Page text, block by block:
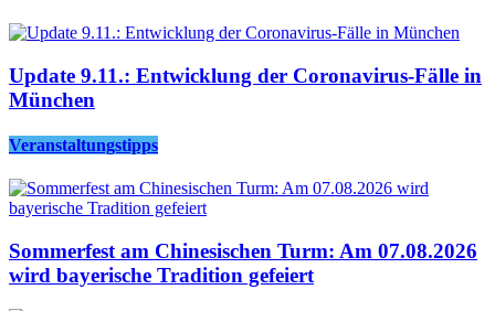
Update 9.11.: Entwicklung der Coronavirus-Fälle in
München
Veranstaltungstipps
Sommerfest am Chinesischen Turm: Am 07.08.2026
wird bayerische Tradition gefeiert